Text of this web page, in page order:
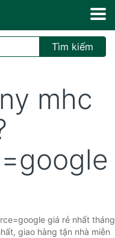
Tìm kiếm
mhc
giá rẻ nhất tháng
giao hàng tận nhà miễn